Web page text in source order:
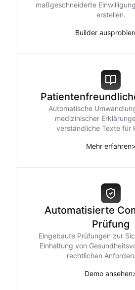
maßgeschneiderte
erstellen.
Builder
Automatische
medizinischer
verständliche Texte für
Mehr erfahren>
Automatisierte
Prüfung
Eingebaute Prüfungen zur
Einhaltung von
rechtlichen
Demo ansehen